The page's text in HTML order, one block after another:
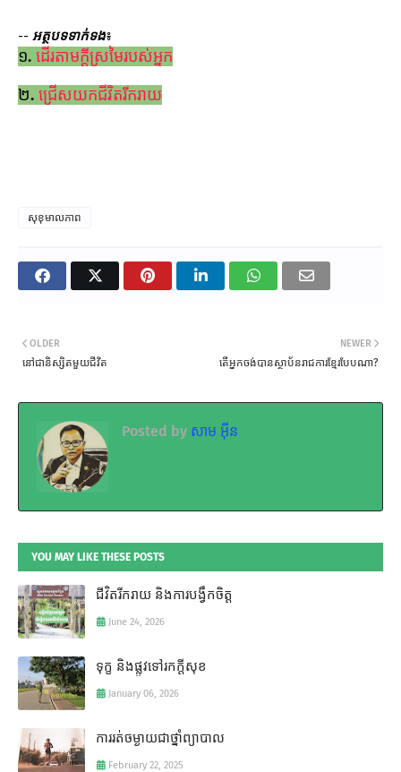
-- អត្ថបទទាក់ទង៖
១.​​ ដើរតាមក្តីស្រមៃរបស់អ្នក
២.​ ជ្រើសយកជីវិតរីករាយ
សុខុមាលភាព
NEWER
តើអ្នកចង់បានស្ថាប័នរាជការខ្មែរបែបណា?
OLDER
នៅជានិស្សិតមួយជីវិត
Posted by សាម អ៊ីន
YOU MAY LIKE THESE POSTS
ជីវិតរីករាយ និងការបង្វឹកចិត្ត
June 24, 2026
ទុក្ខ និងផ្លូវទៅរកក្តីសុខ
January 06, 2026
ការរត់ចម្ងាយជាថ្នាំព្យាបាល
February 22, 2025